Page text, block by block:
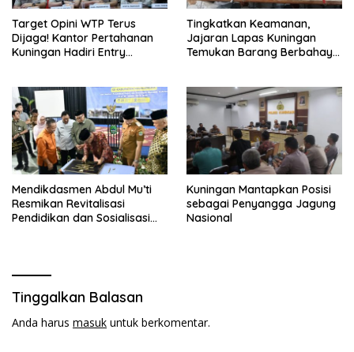
Target Opini WTP Terus
Dijaga! Kantor Pertahanan
Kuningan Hadiri Entry
Tingkatkan Keamanan,
Jajaran Lapas Kuningan
Temukan Barang Berbahaya
Mendikdasmen Abdul Mu’ti
Resmikan Revitalisasi
Pendidikan dan Sosialisasi
Kuningan Mantapkan Posisi
sebagai Penyangga Jagung
Nasional
Tinggalkan Balasan
Anda harus masuk untuk berkomentar.